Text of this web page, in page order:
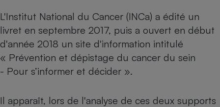
L'Institut National du Cancer (INCa) a édité un
livret en septembre 2017, puis a ouvert en début
d'année 2018 un site d'information intitulé
« Prévention et dépistage du cancer du sein
- Pour s’informer et décider ».
Il apparaît, lors de l'analyse de ces deux supports
alimentaire
Assurance emprunteur
Banque
Mutuelle